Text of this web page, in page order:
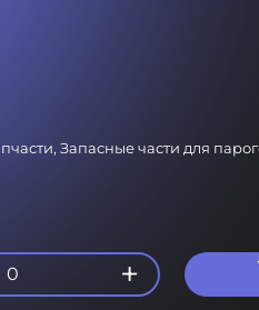
Запасные части для
0 +